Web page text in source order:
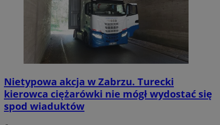
Nietypowa akcja w Zabrzu. Turecki
kierowca ciężarówki nie mógł wydostać się
spod wiaduktów